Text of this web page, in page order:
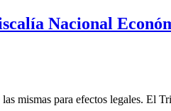
Nacional
mismas para efectos legales. El